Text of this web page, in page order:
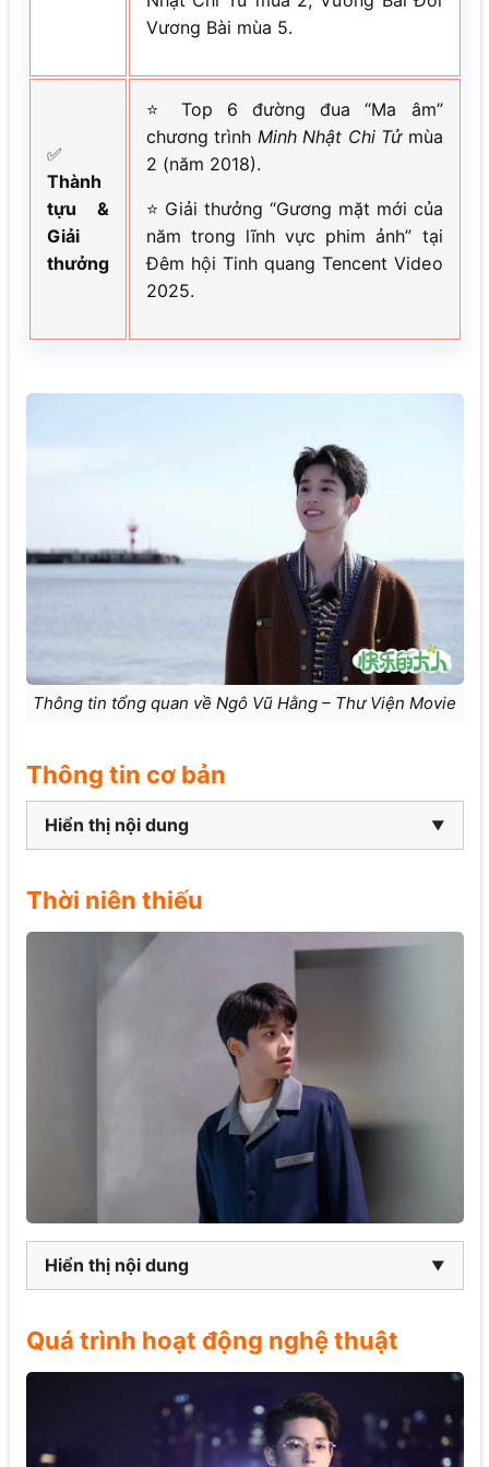
Vương Bài mùa 5.
✅
Thành
tựu &
Giải
thưởng
⭐ Top 6 đường đua “Ma âm”
chương trình Minh Nhật Chi Tửmùa
2 (năm 2018).
⭐ Giải thưởng “Gương mặt mới của
năm trong lĩnh vực phim ảnh” tại
Đêm hội Tinh quang Tencent Video
2025.
Thông tin tổng quan về Ngô Vũ Hằng – Thư Viện Movie
Thông tin cơ bản
Hiển thị nội dung
Thời niên thiếu
Hiển thị nội dung
Quá trình hoạt động nghệ thuật